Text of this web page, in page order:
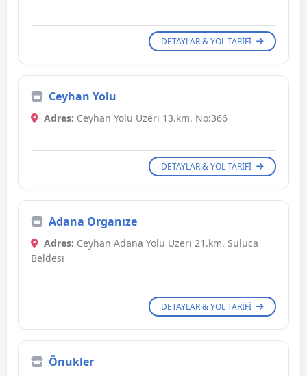
DETAYLAR & YOL TARIFI
Ceyhan Yolu
Adres: Ceyhan Yolu Uzerı 13.km. No:366
DETAYLAR & YOL TARIFI
Adana Organıze
Adres: Ceyhan Adana Yolu Uzerı 21.km. Suluca
Beldesı
DETAYLAR & YOL TARIFI
Önukler